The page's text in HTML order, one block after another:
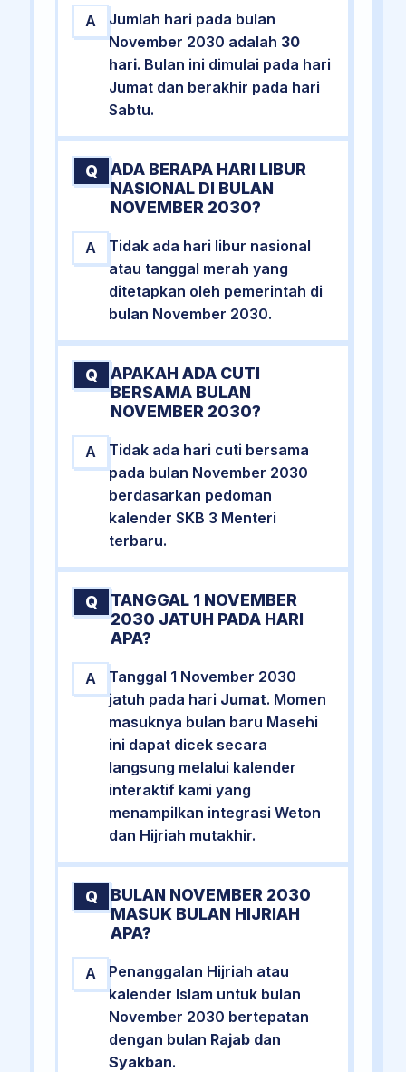
A
Jumlah hari pada bulan
November 2030 adalah 30
hari. Bulan ini dimulai pada hari
Jumat dan berakhir pada hari
Sabtu.
Q
ADA BERAPA HARI LIBUR
NASIONAL DI BULAN
NOVEMBER 2030?
A
Tidak ada hari libur nasional
atau tanggal merah yang
ditetapkan oleh pemerintah di
bulan November 2030.
Q
APAKAH ADA CUTI
BERSAMA BULAN
NOVEMBER 2030?
A
Tidak ada hari cuti bersama
pada bulan November 2030
berdasarkan pedoman
kalender SKB 3 Menteri
terbaru.
Q
TANGGAL 1 NOVEMBER
2030 JATUH PADA HARI
APA?
A
Tanggal 1 November 2030
jatuh pada hari Jumat. Momen
masuknya bulan baru Masehi
ini dapat dicek secara
langsung melalui kalender
interaktif kami yang
menampilkan integrasi Weton
dan Hijriah mutakhir.
Q
BULAN NOVEMBER 2030
MASUK BULAN HIJRIAH
APA?
A
Penanggalan Hijriah atau
kalender Islam untuk bulan
November 2030 bertepatan
dengan bulan Rajab dan
Syakban.